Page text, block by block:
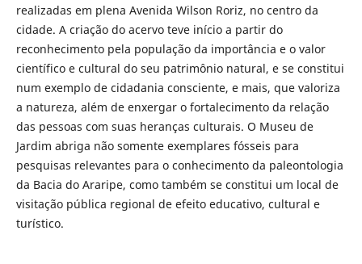
realizadas em plena Avenida Wilson Roriz, no centro da
cidade. A criação do acervo teve início a partir do
reconhecimento pela população da importância e o valor
científico e cultural do seu patrimônio natural, e se constitui
num exemplo de cidadania consciente, e mais, que valoriza
a natureza, além de enxergar o fortalecimento da relação
das pessoas com suas heranças culturais. O Museu de
Jardim abriga não somente exemplares fósseis para
pesquisas relevantes para o conhecimento da paleontologia
da Bacia do Araripe, como também se constitui um local de
visitação pública regional de efeito educativo, cultural e
turístico.